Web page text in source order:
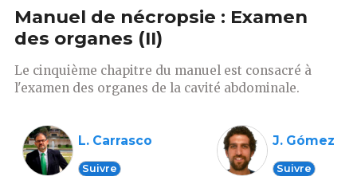
Manuel de nécropsie : Examen
des organes (II)
Le cinquième chapitre du manuel est consacré à
l'examen des organes de la cavité abdominale.
L. Carrasco
Suivre
J. Gómez
Suivre